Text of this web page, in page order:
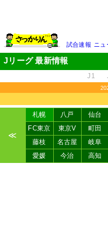
試合速報 ニュ
Jリーグ 最新情報
J1
≪
札幌 八戸 仙台
FC東京
東京V 町田
藤枝
名古屋 岐阜
愛媛
今治 高知